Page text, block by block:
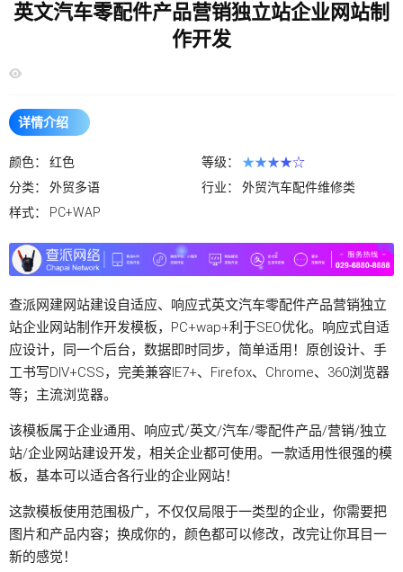
英文汽车零配件产品营销独立站企业网站制
作开发
详情介绍
颜色： 红色 等级： ★★★★☆
分类： 外贸多语 行业： 外贸汽车配件维修类
样式：
PC+WAP
查派网建网站建设自适应、响应式英文汽车零配件产品营销独立
站企业网站制作开发模板，PC+wap+利于SEO优化。响应式自适
应设计，同一个后台，数据即时同步，简单适用！原创设计、手
工书写DIV+CSS，完美兼容IE7+、Firefox、Chrome、360浏览器
等；主流浏览器。
该模板属于企业通用、响应式/英文/汽车/零配件产品/营销/独立
站/企业网站建设开发，相关企业都可使用。一款适用性很强的模
板，基本可以适合各行业的企业网站！
这款模板使用范围极广，不仅仅局限于一类型的企业，你需要把
图片和产品内容；换成你的，颜色都可以修改，改完让你耳目一
新的感觉！